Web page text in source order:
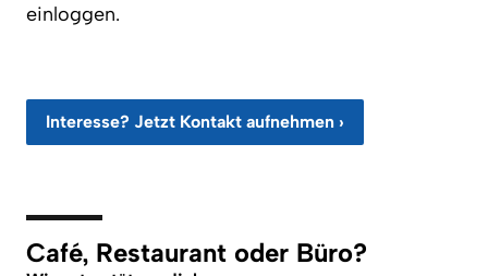
einloggen.
Interesse? Jetzt Kontakt aufnehmen ›
Café, Restaurant oder Büro?